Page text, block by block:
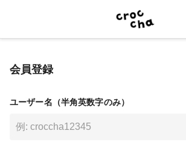
会員登録
ユーザー名（半角英数字のみ）